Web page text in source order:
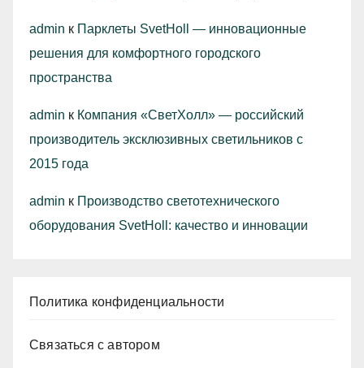
admin к Парклеты SvetHoll — инновационные
решения для комфортного городского
пространства
admin к Компания «СветХолл» — российский
производитель эксклюзивных светильников с
2015 года
admin к Производство светотехнического
оборудования SvetHoll: качество и инновации
Политика конфиденциальности
Связаться с автором